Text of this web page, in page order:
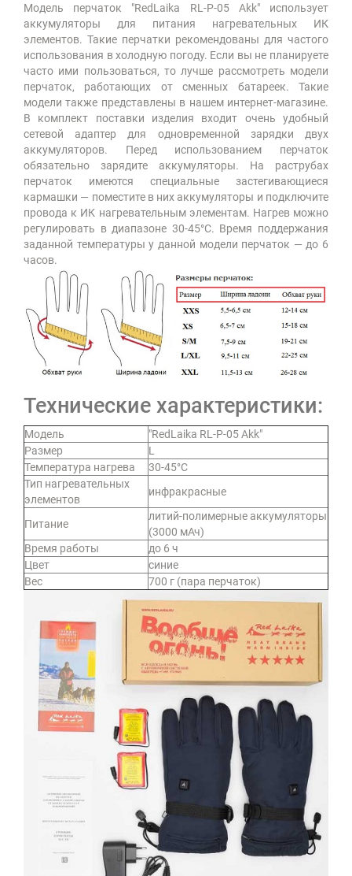
Модель перчаток "RedLaika RL-P-05 Akk" использует
аккумуляторы для питания нагревательных ИК
элементов. Такие перчатки рекомендованы для частого
использования в холодную погоду. Если вы не планируете
часто ими пользоваться, то лучше рассмотреть модели
перчаток, работающих от сменных батареек. Такие
модели также представлены в нашем интернет-магазине.
В комплект поставки изделия входит очень удобный
сетевой адаптер для одновременной зарядки двух
аккумуляторов. Перед использованием перчаток
обязательно зарядите аккумуляторы. На раструбах
перчаток имеются специальные застегивающиеся
кармашки — поместите в них аккумуляторы и подключите
провода к ИК нагревательным элементам. Нагрев можно
регулировать в диапазоне 30-45°С. Время поддержания
заданной температуры у данной модели перчаток — до 6
часов.
Технические характеристики:
Модель
"RedLaika RL-P-05 Akk"
Размер
L
Температура нагрева
30-45°С
Тип нагревательных
элементов
инфракрасные
Питание
литий-полимерные аккумуляторы
(3000 мАч)
Время работы
до 6 ч
Цвет
синие
Вес
700 г (пара перчаток)